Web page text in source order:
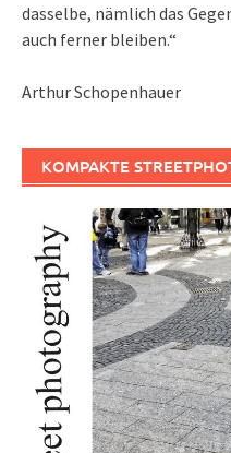
dasselbe, nämlich das
auch ferner bleiben.“
Arthur Schopenhauer
KOMPAKTE